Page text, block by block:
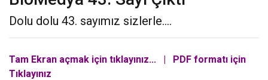
Dolu dolu 43. sayımız sizlerle....
Tam Ekran açmak için tıklayınız... | PDF formatı için
Tıklayınız